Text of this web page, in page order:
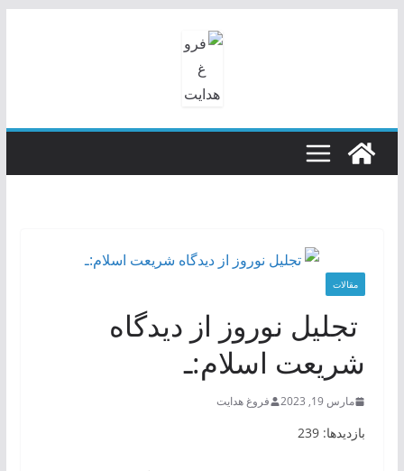
مقالات
تجلیل نوروز از دیدگاه
شریعت اسلام:ـ
مارس 19, 2023 فروغ هدایت
بازدیدها: 239